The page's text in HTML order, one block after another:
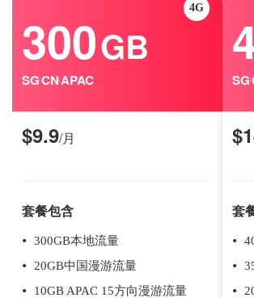
4G
300GB
SG|CN|APAC
$9.9/月
套餐包含
300GB本地流量
20GB中国漫游流量
10GB APAC 15方向漫游流量
SG|
$
套